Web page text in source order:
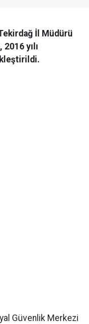
İl Müdürü
2016 yılı
Güvenlik Merkezi